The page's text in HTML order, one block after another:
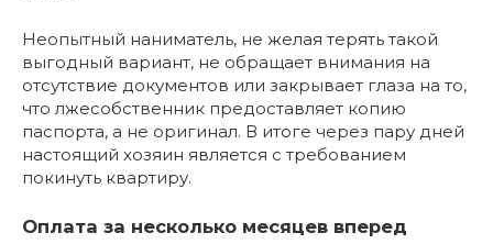
Неопытный наниматель, не желая терять такой
выгодный вариант, не обращает внимания на
отсутствие документов или закрывает глаза на то,
что лжесобственник предоставляет копию
паспорта, а не оригинал. В итоге через пару дней
настоящий хозяин является с требованием
покинуть квартиру.
Оплата за несколько месяцев вперед